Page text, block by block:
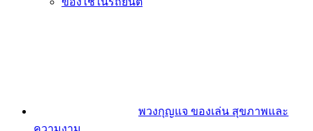
พวงกุญแจ ของเล่น สุขภาพและ
ความงาม